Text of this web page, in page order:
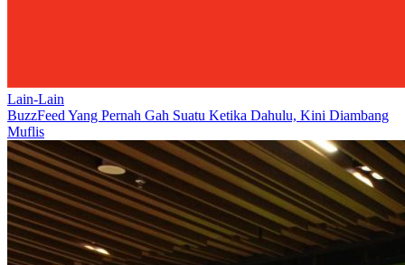
Lain-Lain
BuzzFeed Yang Pernah Gah Suatu Ketika Dahulu, Kini Diambang
Muflis